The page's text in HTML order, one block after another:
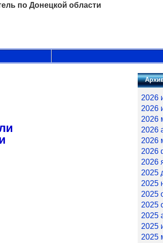
по Донецкой области
2026
2026
2026
2026
2026
2026
2026
2025
2025
2025
2025
2025
2025
2025